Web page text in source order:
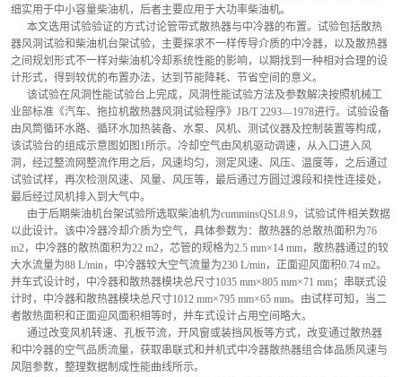
细实用于中小容量柴油机，后者主要应用于大功率柴油机。
本文选用试验验证的方式讨论管带式散热器与中冷器的布置。试验包括散热
器风洞试验和柴油机台架试验，主要探求不一样传导介质的中冷器，以及散热器
之间规划形式不一样对柴油机冷却系统性能的影响，以期找到一种相对合理的设
计形式，得到较优的布置办法，达到节能降耗、节省空间的意义。
该试验在风洞性能试验台上完成，风洞性能试验方法及参数解决按照机械工
业部标准《汽车、拖拉机散热器风洞试验程序》JB/T 2293—1978进行。试验设备
由风筒循环水路、循环水加热装备、水泵、风机、测试仪器及控制装置等构成，
该试验台的组成示意图如图1所示。冷却空气由风机驱动调速，从入口进入风
洞，经过整流网整流作用之后，风速均匀，测定风速、风压、温度等，之后通过
试验试样，再次检测风速、风量、风压等，最后通过方圆过渡段和挠性连接处，
最后经过风机排入到大气中。
由于后期柴油机台架试验所选取柴油机为cumminsQSL8.9，试验试件相关数据
以此设计。该中冷器冷却介质为空气，具体参数为：散热器的总散热面积为76
m2，中冷器的散热面积为22 m2，芯管的规格为2.5 mm×14 mm，散热器通过的较
大水流量为88 L/min，中冷器较大空气流量为230 L/min，正面迎风面积0.74 m2。
并车式设计时，中冷器和散热器模块总尺寸1035 mm×805 mm×71 mm；串联式设
计时，中冷器和散热器模块总尺寸1012 mm×795 mm×65 mm。由试样可知，当二
者散热面积和正面迎风面积相等时，并车式设计占用空间略大。
通过改变风机转速、孔板节流，开风窗或装挡风板等方式，改变通过散热器
和中冷器的空气品质流量，获取串联式和并机式中冷器散热器组合体品质风速与
风阻参数，整理数据制成性能曲线所示。